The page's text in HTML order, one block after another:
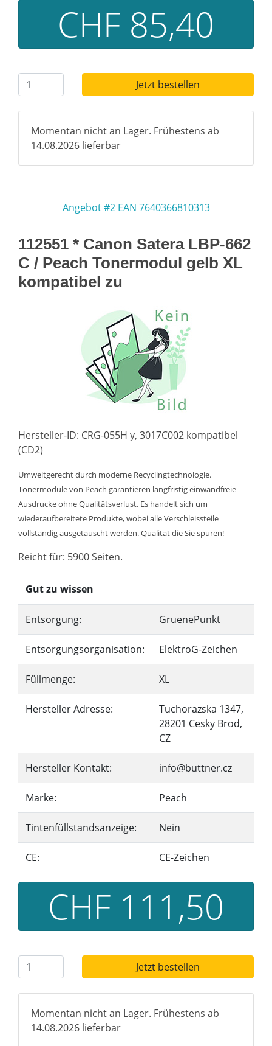
CHF 85,40
Jetzt bestellen
Momentan nicht an Lager. Frühestens ab
14.08.2026 lieferbar
Angebot #2 EAN 7640366810313
112551 * Canon Satera LBP-662
C / Peach Tonermodul gelb XL
kompatibel zu
Hersteller-ID: CRG-055H y, 3017C002 kompatibel
(CD2)
Umweltgerecht durch moderne Recyclingtechnologie.
Tonermodule von Peach garantieren langfristig einwandfreie
Ausdrucke ohne Qualitätsverlust. Es handelt sich um
wiederaufbereitete Produkte, wobei alle Verschleissteile
vollständig ausgetauscht werden. Qualität die Sie spüren!
Reicht für: 5900 Seiten.
Gut zu wissen
Entsorgung: GruenePunkt
Entsorgungsorganisation: ElektroG-Zeichen
Füllmenge: XL
Hersteller Adresse:
Tuchorazska 1347,
28201 Cesky Brod,
CZ
Hersteller Kontakt: info@buttner.cz
Marke: Peach
Tintenfüllstandsanzeige: Nein
CE: CE-Zeichen
CHF 111,50
Jetzt bestellen
Momentan nicht an Lager. Frühestens ab
14.08.2026 lieferbar